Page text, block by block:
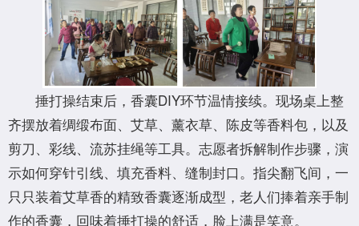
捶打操结束后，香囊DIY环节温情接续。现场桌上整
齐摆放着绸缎布面、艾草、薰衣草、陈皮等香料包，以及
剪刀、彩线、流苏挂绳等工具。志愿者拆解制作步骤，演
示如何穿针引线、填充香料、缝制封口。指尖翻飞间，一
只只装着艾草香的精致香囊逐渐成型，老人们捧着亲手制
作的香囊，回味着捶打操的舒适，脸上满是笑意。